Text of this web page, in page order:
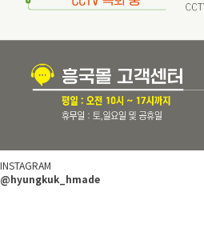
INSTAGRAM
@hyungkuk_hmade